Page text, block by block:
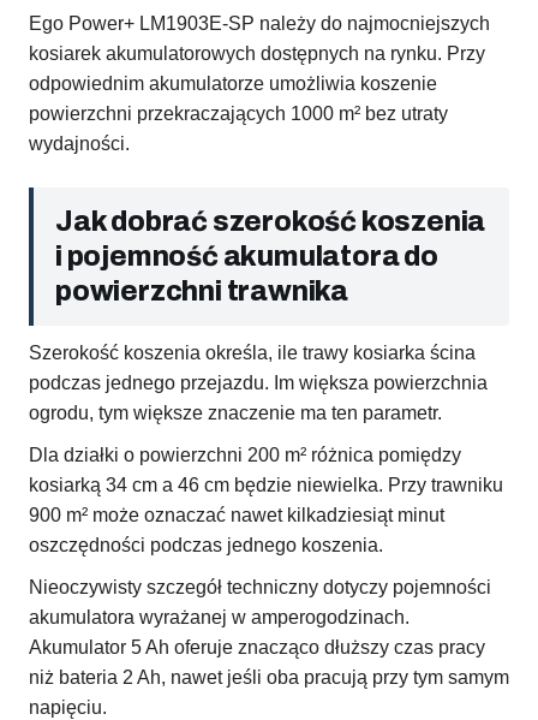
Ego Power+ LM1903E-SP należy do najmocniejszych
kosiarek akumulatorowych dostępnych na rynku. Przy
odpowiednim akumulatorze umożliwia koszenie
powierzchni przekraczających 1000 m² bez utraty
wydajności.
Jak dobrać szerokość koszenia
i pojemność akumulatora do
powierzchni trawnika
Szerokość koszenia określa, ile trawy kosiarka ścina
podczas jednego przejazdu. Im większa powierzchnia
ogrodu, tym większe znaczenie ma ten parametr.
Dla działki o powierzchni 200 m² różnica pomiędzy
kosiarką 34 cm a 46 cm będzie niewielka. Przy trawniku
900 m² może oznaczać nawet kilkadziesiąt minut
oszczędności podczas jednego koszenia.
Nieoczywisty szczegół techniczny dotyczy pojemności
akumulatora wyrażanej w amperogodzinach.
Akumulator 5 Ah oferuje znacząco dłuższy czas pracy
niż bateria 2 Ah, nawet jeśli oba pracują przy tym samym
napięciu.